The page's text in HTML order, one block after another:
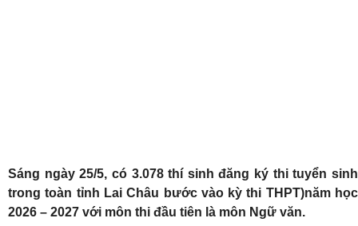
Sáng ngày 25/5, có 3.078 thí sinh đăng ký thi tuyển sinh
trong toàn tỉnh Lai Châu bước vào kỳ thi THPT)năm học
2026 – 2027 với môn thi đầu tiên là môn Ngữ văn.